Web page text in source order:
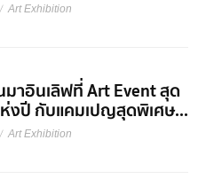
/ Art Exhibition
มาอินเลิฟที่ Art Event สุด
ห่งปี กับแคมเปญสุดพิเศษ...
/ Art Exhibition